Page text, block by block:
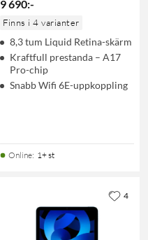
9 690:-
Finns i 4 varianter
8,3 tum Liquid Retina-skärm
Kraftfull prestanda – A17
Pro-chip
Snabb Wifi 6E-uppkoppling
Online: 1+ st
4